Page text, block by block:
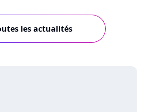
les actualités